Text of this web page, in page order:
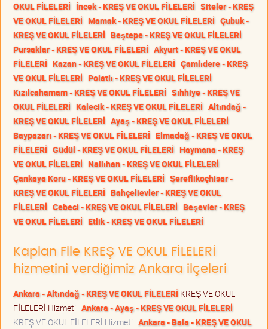
OKUL FİLELERİ İncek - KREŞ VE OKUL FİLELERİ Siteler - KREŞ
VE OKUL FİLELERİ Mamak - KREŞ VE OKUL FİLELERİ Çubuk -
KREŞ VE OKUL FİLELERİ Beştepe - KREŞ VE OKUL FİLELERİ
Pursaklar - KREŞ VE OKUL FİLELERİ Akyurt - KREŞ VE OKUL
FİLELERİ Kazan - KREŞ VE OKUL FİLELERİ Çamlıdere - KREŞ
VE OKUL FİLELERİ Polatlı - KREŞ VE OKUL FİLELERİ
Kızılcahamam - KREŞ VE OKUL FİLELERİ Sıhhiye - KREŞ VE
OKUL FİLELERİ Kalecik - KREŞ VE OKUL FİLELERİ Altındağ -
KREŞ VE OKUL FİLELERİ Ayaş - KREŞ VE OKUL FİLELERİ
Baypazarı - KREŞ VE OKUL FİLELERİ Elmadağ - KREŞ VE OKUL
FİLELERİ Güdül - KREŞ VE OKUL FİLELERİ Haymana - KREŞ
VE OKUL FİLELERİ Nallıhan - KREŞ VE OKUL FİLELERİ
Çankaya Koru - KREŞ VE OKUL FİLELERİ Şereflikoçhisar -
KREŞ VE OKUL FİLELERİ Bahçelievler - KREŞ VE OKUL
FİLELERİ Cebeci - KREŞ VE OKUL FİLELERİ Beşevler - KREŞ
VE OKUL FİLELERİ Etlik - KREŞ VE OKUL FİLELERİ
Kaplan File KREŞ VE OKUL FİLELERİ
hizmetini verdiğimiz Ankara ilçeleri
Ankara - Altındağ - KREŞ VE OKUL FİLELERİ KREŞ VE OKUL
FİLELERİ Hizmeti Ankara - Ayaş - KREŞ VE OKUL FİLELERİ
KREŞ VE OKUL FİLELERİ Hizmeti Ankara - Bala - KREŞ VE OKUL